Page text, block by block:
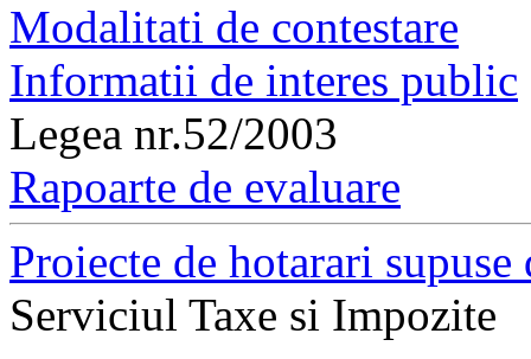
Modalitati de contestare
Informatii de interes public
Legea nr.52/2003
Rapoarte de evaluare
Proiecte de hotarari
Serviciul Taxe si Impozite